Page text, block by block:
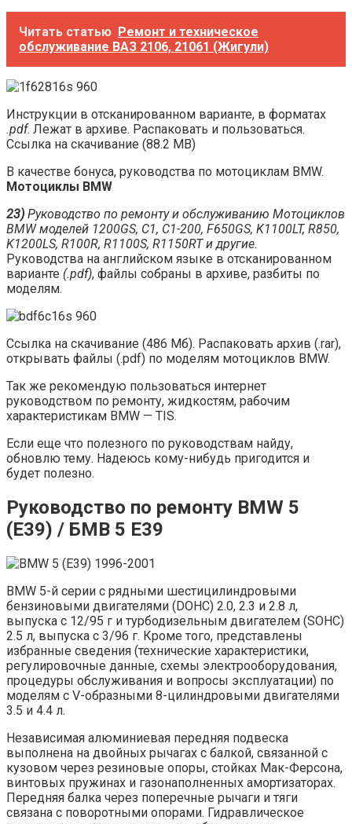
Читать статью Ремонт и техническое
обслуживание ВАЗ 2106, 21061 (Жигули)
Инструкции в отсканированном варианте, в форматах
.pdf. Лежат в архиве. Распаковать и пользоваться.
Ссылка на скачивание (88.2 МВ)
В качестве бонуса, руководства по мотоциклам BMW.
Мотоциклы BMW
23) Руководство по ремонту и обслуживанию Мотоциклов
BMW моделей 1200GS, C1, C1-200, F650GS, K1100LT, R850,
K1200LS, R100R, R1100S, R1150RT и другие.
Руководства на английском языке в отсканированном
варианте (.pdf), файлы собраны в архиве, разбиты по
моделям.
Ссылка на скачивание (486 Мб). Распаковать архив (.rar),
открывать файлы (.pdf) по моделям мотоциклов BMW.
Так же рекомендую пользоваться интернет
руководством по ремонту, жидкостям, рабочим
характеристикам BMW — TIS.
Если еще что полезного по руководствам найду,
обновлю тему. Надеюсь кому-нибудь пригодится и
будет полезно.
Руководство по ремонту BMW 5
(E39) / БМВ 5 Е39
BMW 5-й серии с рядными шестицилиндровыми
бензиновыми двигателями (DOHC) 2.0, 2.3 и 2.8 л,
выпуска с 12/95 г и турбодизельным двигателем (SOHC)
2.5 л, выпуска с 3/96 г. Кроме того, представлены
избранные сведения (технические характеристики,
регулировочные данные, схемы электрооборудования,
процедуры обслуживания и вопросы эксплуатации) по
моделям с V-образными 8-цилиндровыми двигателями
3.5 и 4.4 л.
Независимая алюминиевая передняя подвеска
выполнена на двойных рычагах с балкой, связанной с
кузовом через резиновые опоры, стойках Мак-Ферсона,
винтовых пружинах и газонаполненных амортизаторах.
Передняя балка через поперечные рычаги и тяги
связана с поворотными опорами. Гидравлическое